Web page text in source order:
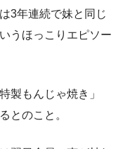
3年連続で妹と同じ
うほっこりエピソー
製もんじゃ焼き」
とのこと。